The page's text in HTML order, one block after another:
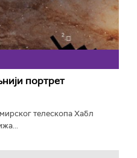
портрет
телескопа Хабл